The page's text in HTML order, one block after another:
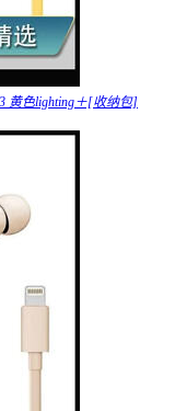
黄色lighting＋[收纳包]